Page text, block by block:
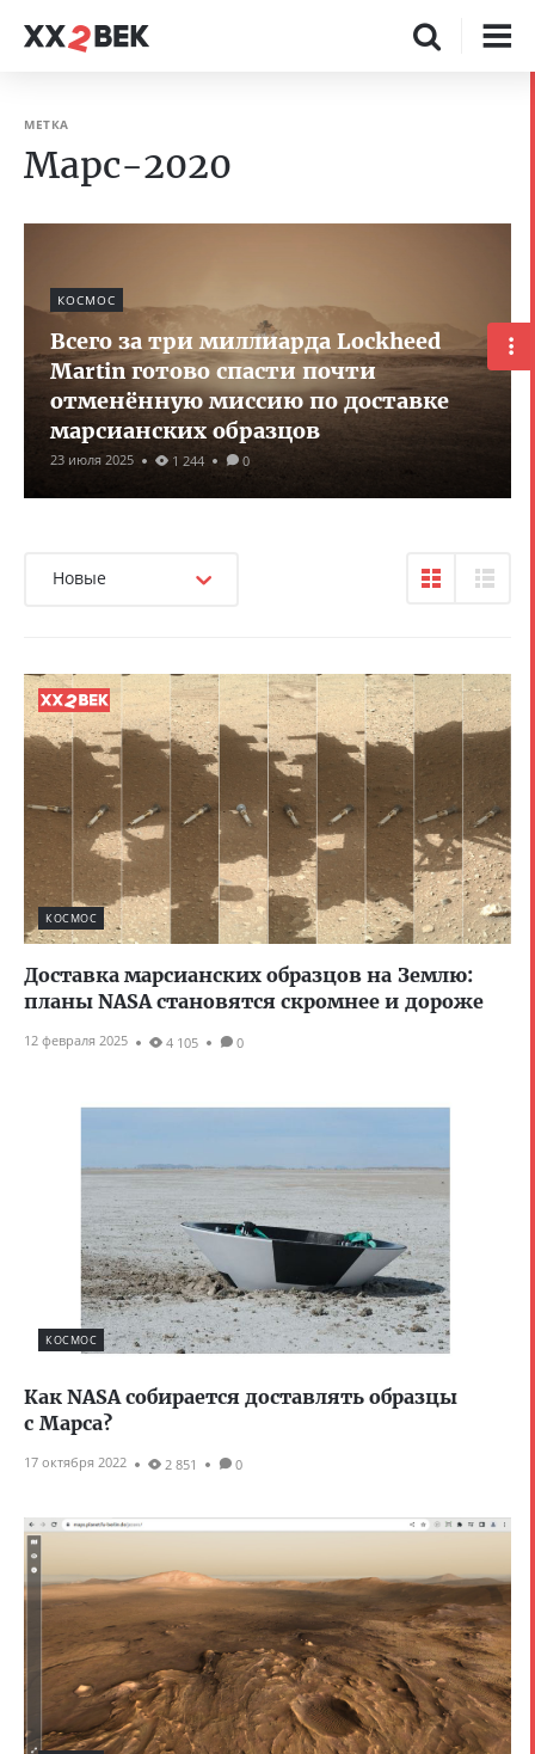
МЕТКА
Марс-2020
КОСМОС
Всего за три миллиарда Lockheed
Martin готово спасти почти
отменённую миссию по доставке
марсианских образцов
23 июля 2025 1 244 0
Новые
КОСМОС
Доставка марсианских образцов на Землю:
планы NASA становятся скромнее и дороже
12 февраля 2025 4 105 0
КОСМОС
Как NASA собирается доставлять образцы
с Марса?
17 октября 2022 2 851 0